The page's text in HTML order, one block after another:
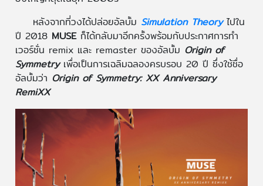
หลังจากที่วงได้ปล่อยอัลบั้ม Simulation Theoryไปใน
ปี 2018 MUSEก็ได้กลับมาอีกครั้งพร้อมกับประกาศการทำ
เวอร์ชั่น remix และ remaster ของอัลบั้ม Origin of
Symmetryเพื่อเป็นการเฉลิมฉลองครบรอบ 20 ปี ซึ่งใช้ชื่อ
อัลบั้มว่า Origin of Symmetry: XX Anniversary
RemiXX